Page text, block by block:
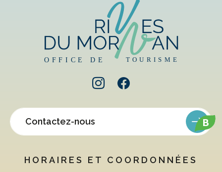
Contactez-nous
HORAIRES ET COORDONNÉES
B